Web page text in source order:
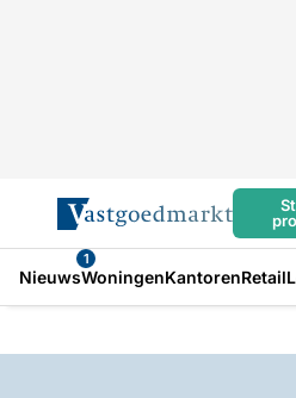
Nieuws
1
WoningenKantorenRetail